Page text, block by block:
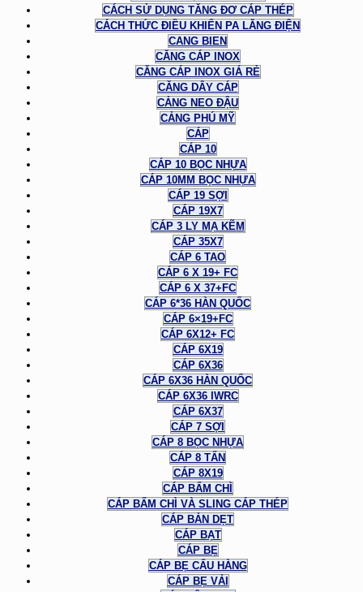
CÁCH SỬ DỤNG TĂNG ĐƠ CÁP THÉP
CÁCH THỨC ĐIỀU KHIỂN PA LĂNG ĐIỆN
CANG BIEN
CĂNG CÁP INOX
CĂNG CÁP INOX GIÁ RẺ
CĂNG DÂY CÁP
CẢNG NEO ĐẬU
CẢNG PHÚ MỸ
CÁP
CÁP 10
CÁP 10 BỌC NHỰA
CÁP 10MM BỌC NHỰA
CÁP 19 SỢI
CÁP 19X7
CÁP 3 LY MẠ KẼM
CÁP 35X7
CÁP 6 TAO
CÁP 6 X 19+ FC
CÁP 6 X 37+FC
CÁP 6*36 HÀN QUỐC
CÁP 6×19+FC
CÁP 6X12+ FC
CÁP 6X19
CÁP 6X36
CÁP 6X36 HÀN QUỐC
CÁP 6X36 IWRC
CÁP 6X37
CÁP 7 SỢI
CÁP 8 BỌC NHỰA
CÁP 8 TẤN
CÁP 8X19
CÁP BẤM CHÌ
CÁP BẤM CHÌ VÀ SLING CÁP THÉP
CÁP BẢN DẸT
CÁP BẠT
CÁP BẸ
CÁP BẸ CẨU HÀNG
CÁP BẸ VẢI